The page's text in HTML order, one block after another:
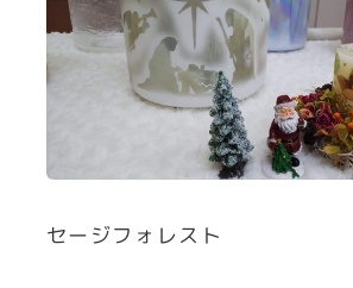
セージフォレスト